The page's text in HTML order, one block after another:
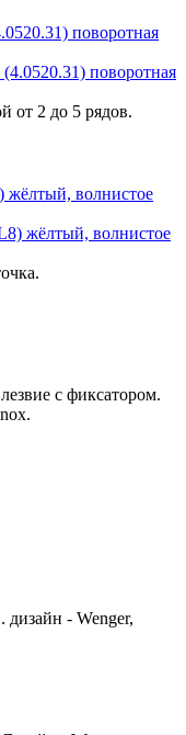
поворотная
от 2 до 5 рядов.
жёлтый, волнистое
с фиксатором.
- Wenger,